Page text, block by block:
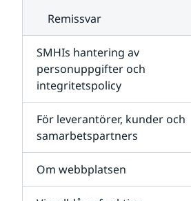
Remissvar
SMHIs hantering av
personuppgifter och
integritetspolicy
För leverantörer, kunder och
samarbetspartners
Om webbplatsen